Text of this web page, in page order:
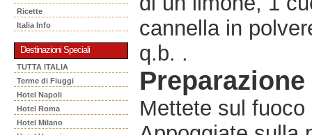
Ricette
Italia Info
Destinazioni Speciali
TUTTA ITALIA
Terme di Fiuggi
Hotel Napoli
Hotel Roma
Hotel Milano
cannella in
q.b. .
Preparazione
Mettete sul